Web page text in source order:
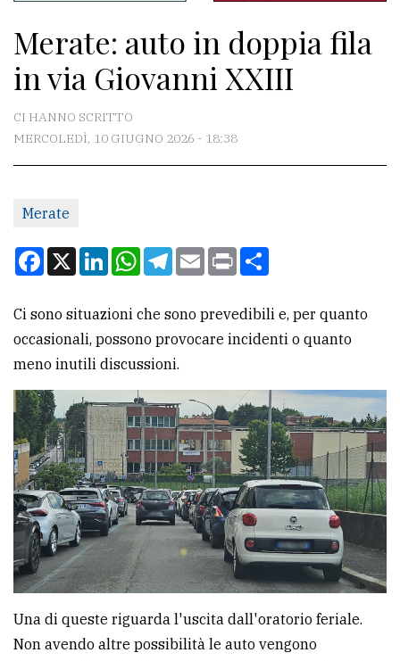
Associazioni
Meteo
redazione
Scrivici
la
tua
pubblicità
CERCA
Cerca
per
comune
Ricerca
avanzata
LE
ALTRE
Merate: auto in doppia fila
in via Giovanni XXIII
CI HANNO SCRITTO
MERCOLEDÌ, 10 GIUGNO 2026 - 18:38
Merate
Facebook
X LinkedInWhatsApp
Telegram
EmailPrint
Ci sono situazioni che sono prevedibili e, per quanto
occasionali, possono provocare incidenti o quanto
meno inutili discussioni.
Una di queste riguarda l'uscita dall'oratorio feriale.
Non avendo altre possibilità le auto vengono